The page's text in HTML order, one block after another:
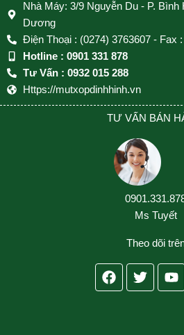
Nhà Máy: 3/9 Nguyễn Du - P. Bình
Dương
Điện Thoại : (0274) 3763607 - Fax
Hotline : 0901 331 878
Tư Vấn : 0932 015 288
Https://mutxopdinhhinh.vn
TƯ VẤN BÁN
Ms Tuyết
Theo dõi
Facebook
Twitter